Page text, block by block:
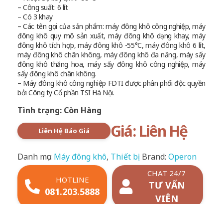
Tình trạng: Còn Hàng
Giá: Liên Hệ
Liên Hệ Báo Giá
– Công suất: 6 lít
– Có 3 khay
– Các tên gọi của sản phẩm: máy đông khô công nghiệp, máy
đông khô quy mô sản xuất, máy đông khô dạng khay, máy
đông khô tích hợp, máy đông khô -55°C, máy đông khô 6 lít,
máy đông khô chân không, máy đông khô đa năng, máy sấy
đông khô thăng hoa, máy sấy đông khô công nghiệp, máy
sấy đông khô chân không.
– Máy đông khô công nghiệp FDTI được phân phối độc quyền
bởi Công ty Cổ phần TSI Hà Nội.
HOTLINE
081.203.5888
CHAT 24/7
TƯ VẤN
VIÊN
Danh mục: Máy đông khô, Thiết bị Brand: Operon